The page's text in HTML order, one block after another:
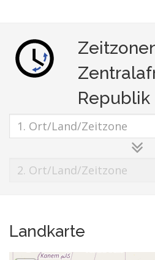
Republik
Landkarte